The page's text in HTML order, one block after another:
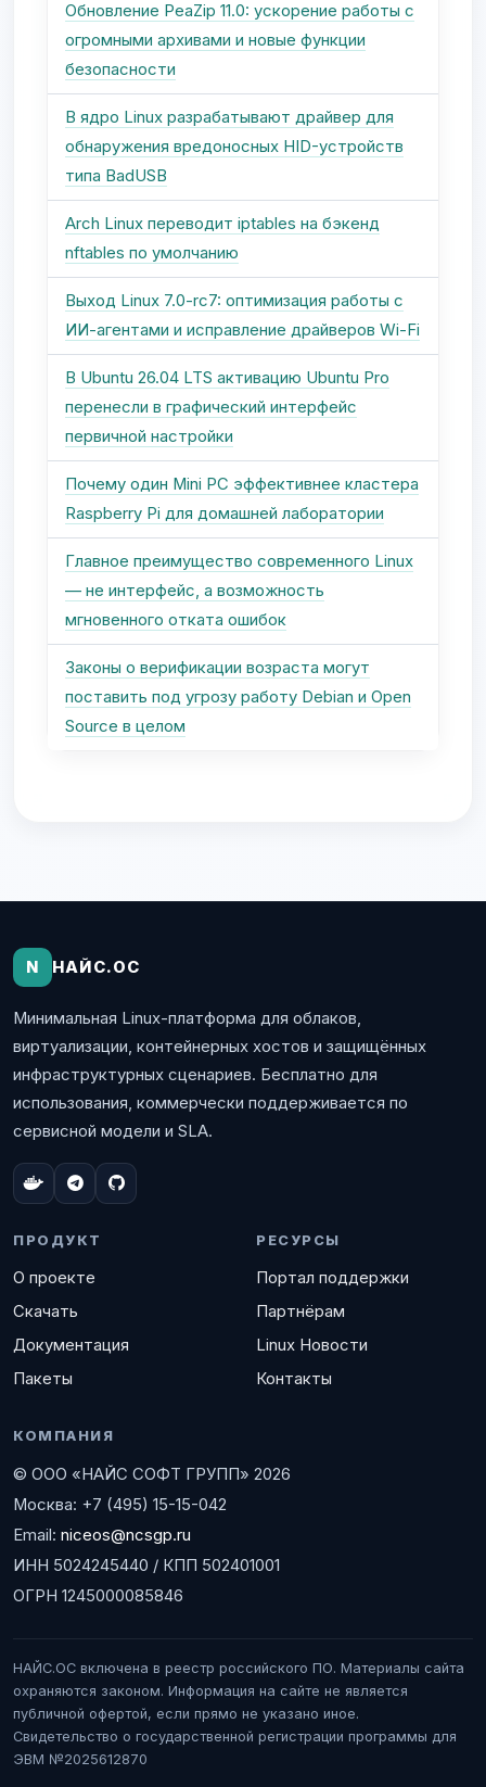
Обновление PeaZip 11.0: ускорение работы с
огромными архивами и новые функции
безопасности
В ядро Linux разрабатывают драйвер для
обнаружения вредоносных HID-устройств
типа BadUSB
Arch Linux переводит iptables на бэкенд
nftables по умолчанию
Выход Linux 7.0-rc7: оптимизация работы с
ИИ-агентами и исправление драйверов Wi-Fi
В Ubuntu 26.04 LTS активацию Ubuntu Pro
перенесли в графический интерфейс
первичной настройки
Почему один Mini PC эффективнее кластера
Raspberry Pi для домашней лаборатории
Главное преимущество современного Linux
— не интерфейс, а возможность
мгновенного отката ошибок
Законы о верификации возраста могут
поставить под угрозу работу Debian и Open
Source в целом
N НАЙС.ОС
Минимальная Linux-платформа для облаков,
виртуализации, контейнерных хостов и защищённых
инфраструктурных сценариев. Бесплатно для
использования, коммерчески поддерживается по
сервисной модели и SLA.
ПРОДУКТ
О проекте
Скачать
Документация
Пакеты
РЕСУРСЫ
Портал поддержки
Партнёрам
Linux Новости
Контакты
КОМПАНИЯ
© ООО «НАЙС СОФТ ГРУПП» 2026
Москва: +7 (495) 15-15-042
Email: niceos@ncsgp.ru
ИНН 5024245440 / КПП 502401001
ОГРН 1245000085846
НАЙС.ОС включена в реестр российского ПО. Материалы сайта
охраняются законом. Информация на сайте не является
публичной офертой, если прямо не указано иное.
Свидетельство о государственной регистрации программы для
ЭВМ №2025612870